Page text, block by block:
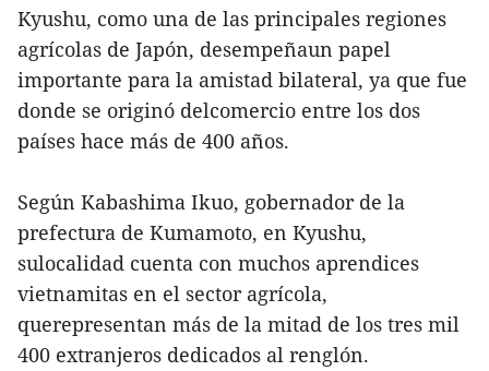
Kyushu, como una de las principales regiones
agrícolas de Japón, desempeñaun papel
importante para la amistad bilateral, ya que fue
donde se originó delcomercio entre los dos
países hace más de 400 años.
Según Kabashima Ikuo, gobernador de la
prefectura de Kumamoto, en Kyushu,
sulocalidad cuenta con muchos aprendices
vietnamitas en el sector agrícola,
querepresentan más de la mitad de los tres mil
400 extranjeros dedicados al renglón.